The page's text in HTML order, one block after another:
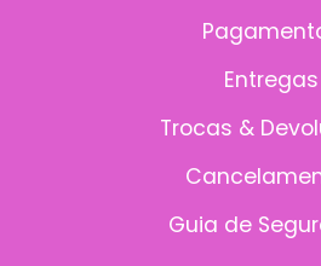
Entregas
Trocas &
Guia de